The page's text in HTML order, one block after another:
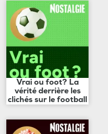
Vrai ou foot? La
vérité derrière les
clichés sur le football